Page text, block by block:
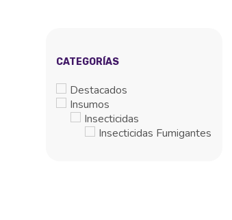
CATEGORÍAS
Destacados
Insumos
Insecticidas
Insecticidas Fumigantes